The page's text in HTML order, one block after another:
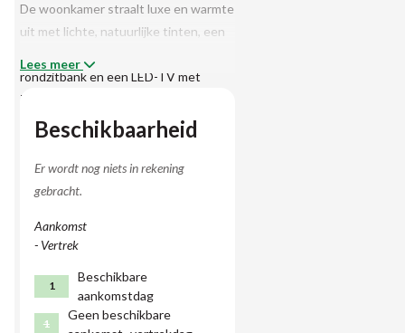
De woonkamer straalt luxe en warmte
uit met lichte, natuurlijke tinten, een
rondzitbank en een LED-TV met
Ziggo signaal. De moderne open
keuken is van alle gemakken voorzien:
magnetron, koelkast, vaatwasser, en
drie koffiezetapparaten (Senseo,
Beneden vindt u een badkamer met
een Finse ovensauna (2 personen),
regendouche en een apart toilet. Er is
een slaapkamer met twee
Lees meer
Beschikbaarheid
Er wordt nog niets in rekening
gebracht.
Aankomst
- Vertrek
1
Beschikbare
aankomstdag
1
Geen beschikbare